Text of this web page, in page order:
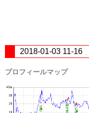
2018-01-03 11-16
プロフィールマップ